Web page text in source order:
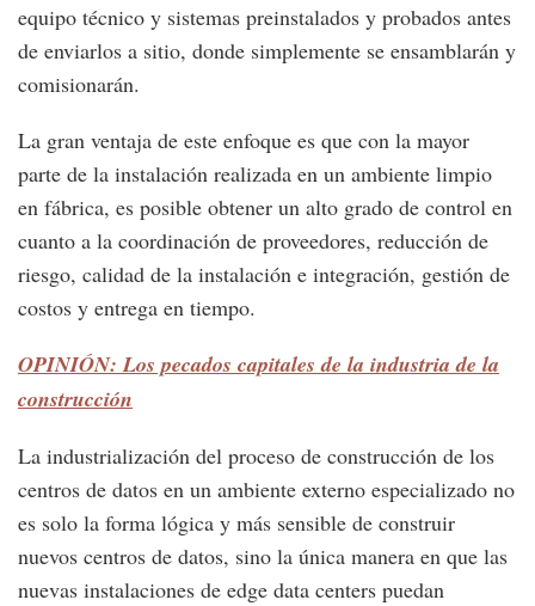
equipo técnico y sistemas preinstalados y probados antes
de enviarlos a sitio, donde simplemente se ensamblarán y
comisionarán.
La gran ventaja de este enfoque es que con la mayor
parte de la instalación realizada en un ambiente limpio
en fábrica, es posible obtener un alto grado de control en
cuanto a la coordinación de proveedores, reducción de
riesgo, calidad de la instalación e integración, gestión de
costos y entrega en tiempo.
OPINIÓN: Los pecados capitales de la industria de la
construcción
La industrialización del proceso de construcción de los
centros de datos en un ambiente externo especializado no
es solo la forma lógica y más sensible de construir
nuevos centros de datos, sino la única manera en que las
nuevas instalaciones de edge data centers puedan